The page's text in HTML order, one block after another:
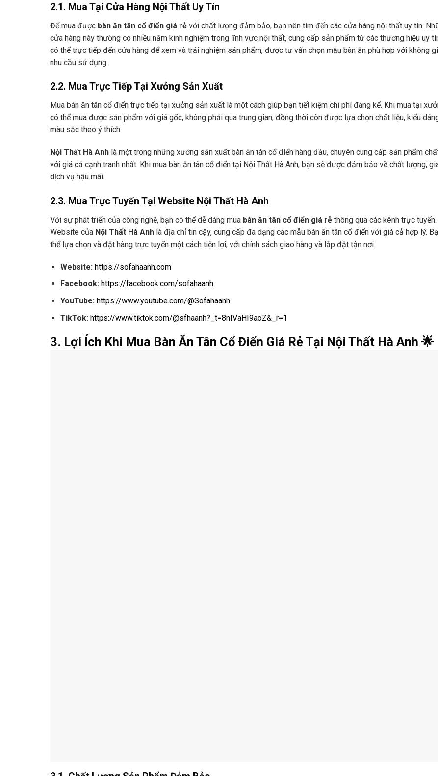
2.1. Mua Tại Cửa Hàng Nội Thất Uy Tín
Để mua được bàn ăn tân cổ điển giá rẻ với chất lượng đảm bảo, bạn nên tìm đến các cửa hàng nội thất uy tín.
cửa hàng này thường có nhiều năm kinh nghiệm trong lĩnh vực nội thất, cung cấp sản phẩm từ các thương hiệu uy
có thể trực tiếp đến cửa hàng để xem và trải nghiệm sản phẩm, được tư vấn chọn mẫu bàn ăn phù hợp với không
nhu cầu sử dụng.
2.2. Mua Trực Tiếp Tại Xưởng Sản Xuất
Mua bàn ăn tân cổ điển trực tiếp tại xưởng sản xuất là một cách giúp bạn tiết kiệm chi phí đáng kể. Khi mua tại
có thể mua được sản phẩm với giá gốc, không phải qua trung gian, đồng thời còn được lựa chọn chất liệu, kiểu
màu sắc theo ý thích.
Nội Thất Hà Anh là một trong những xưởng sản xuất bàn ăn tân cổ điển hàng đầu, chuyên cung cấp sản phẩm
với giá cả cạnh tranh nhất. Khi mua bàn ăn tân cổ điển tại Nội Thất Hà Anh, bạn sẽ được đảm bảo về chất lượng,
dịch vụ hậu mãi.
2.3. Mua Trực Tuyến Tại Website Nội Thất Hà Anh
Với sự phát triển của công nghệ, bạn có thể dễ dàng mua bàn ăn tân cổ điển giá rẻ thông qua các kênh trực tuyến.
Website của Nội Thất Hà Anh là địa chỉ tin cậy, cung cấp đa dạng các mẫu bàn ăn tân cổ điển với giá cả hợp lý.
thể lựa chọn và đặt hàng trực tuyến một cách tiện lợi, với chính sách giao hàng và lắp đặt tận nơi.
Website: https://sofahaanh.com
Facebook: https://facebook.com/sofahaanh
YouTube: https://www.youtube.com/@Sofahaanh
TikTok: https://www.tiktok.com/@sfhaanh?_t=8nIVaHI9aoZ&_r=1
3. Lợi Ích Khi Mua Bàn Ăn Tân Cổ Điển Giá Rẻ Tại Nội Thất Hà Anh 🌟